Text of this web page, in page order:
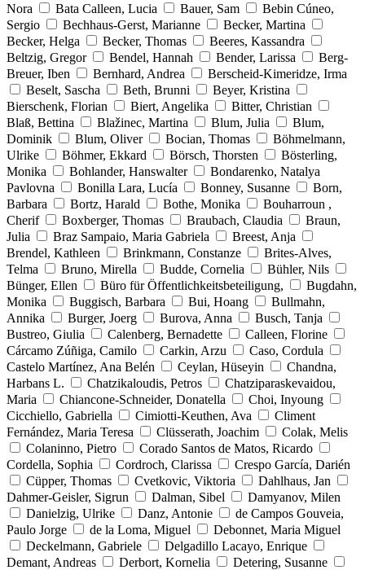
Nora
Bata Calleen, Lucia Bauer, Sam
Bebin Cúneo,
Sergio
Bechhaus-Gerst, Marianne
Becker, Martina
Becker, Helga
Becker, Thomas
Beeres, Kassandra
Beltzig, Gregor
Bendel, Hannah Bender, Larissa
Berg-
Breuer, Iben
Bernhard, Andrea
Berscheid-Kimeridze, Irma
Beselt, Sascha
Beth, Brunni
Beyer, Kristina
Bierschenk, Florian
Biert, Angelika
Bitter, Christian
Blaß, Bettina
Blažinec, Martina Blum, Julia
Blum,
Dominik
Blum, Oliver Bocian, Thomas
Böhmelmann,
Ulrike
Böhmer, Ekkard Börsch, Thorsten
Bösterling,
Monika
Bohlander, Hanswalter
Bondarenko, Natalya
Pavlovna
Bonilla Lara, Lucía Bonney, Susanne
Born,
Barbara
Bortz, Harald Bothe, Monika
Bouharroun ,
Cherif
Boxberger, Thomas Braubach, Claudia
Braun,
Julia
Braz Sampaio, Maria Gabriela
Breest, Anja
Brendel, Kathleen
Brinkmann, Constanze
Brites-Alves,
Telma
Bruno, Mirella Budde, Cornelia
Bühler, Nils
Bünger, Ellen
Büro für Öffentlichkeitsbeteiligung,
Bugdahn,
Monika
Buggisch, Barbara Bui, Hoang
Bullmahn,
Annika
Burger, Joerg Burova, Anna
Busch, Tanja
Bustreo, Giulia
Calenberg, Bernadette
Calleen, Florine
Cárcamo Zúñiga, Camilo
Carkin, Arzu
Caso, Cordula
Castelo Martínez, Ana Belén
Ceylan, Hüseyin
Chandna,
Harbans L.
Chatzikaloudis, Petros
Chatziparaskevaidou,
Maria
Chiancone-Schneider, Donatella
Choi, Inyoung
Cicchiello, Gabriella
Cimiotti-Keuthen, Ava
Climent
Fernández, Maria Teresa
Clüsserath, Joachim
Colak, Melis
Colaninno, Pietro
Corado Santos de Matos, Ricardo
Cordella, Sophia
Cordroch, Clarissa
Crespo García, Darién
Cüpper, Thomas
Cvetkovic, Viktoria
Dahlhaus, Jan
Dahmer-Geisler, Sigrun
Dalman, Sibel
Damyanov, Milen
Danielzig, Ulrike
Danz, Antonie
de Campos Gouveia,
Paulo Jorge
de la Loma, Miguel
Debonnet, Maria Miguel
Deckelmann, Gabriele
Delgadillo Lacayo, Enrique
Demant, Andreas
Derbort, Kornelia
Detering, Susanne